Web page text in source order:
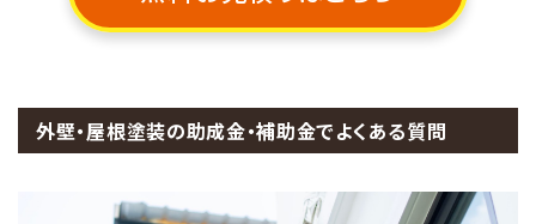
外壁・屋根塗装の助成金・補助金でよくある質問